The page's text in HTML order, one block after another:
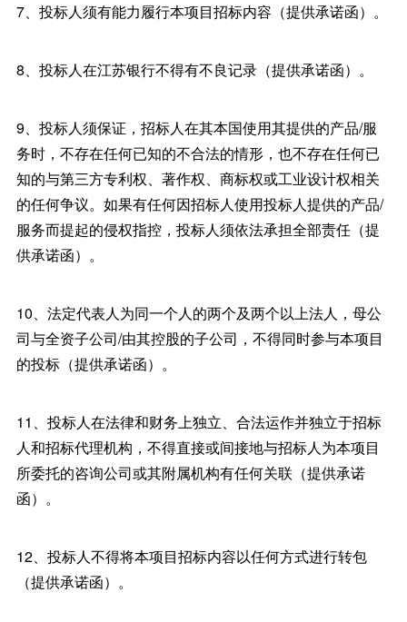
7、投标人须有能力履行本项目招标内容（提供承诺函）。
8、投标人在江苏银行不得有不良记录（提供承诺函）。
9、投标人须保证，招标人在其本国使用其提供的产品/服
务时，不存在任何已知的不合法的情形，也不存在任何已
知的与第三方专利权、著作权、商标权或工业设计权相关
的任何争议。如果有任何因招标人使用投标人提供的产品/
服务而提起的侵权指控，投标人须依法承担全部责任（提
供承诺函）。
10、法定代表人为同一个人的两个及两个以上法人，母公
司与全资子公司/由其控股的子公司，不得同时参与本项目
的投标（提供承诺函）。
11、投标人在法律和财务上独立、合法运作并独立于招标
人和招标代理机构，不得直接或间接地与招标人为本项目
所委托的咨询公司或其附属机构有任何关联（提供承诺
函）。
12、投标人不得将本项目招标内容以任何方式进行转包
（提供承诺函）。